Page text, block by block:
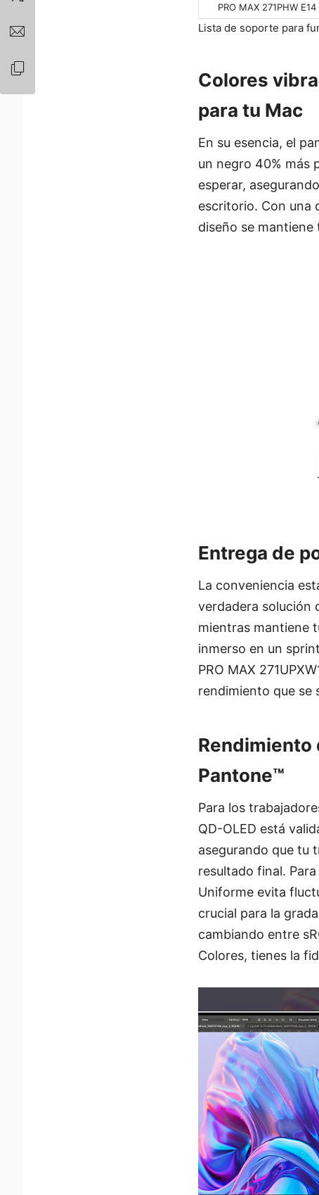
PRO MAX 271PHW E14
Lista de soporte para
Colores
para tu Mac
En su esencia, el
un negro 40% más
esperar,
escritorio. Con una
diseño se
Entrega de
La conveniencia
verdadera solución
mientras mantiene
inmerso en un
PRO MAX
rendimiento que se
Rendimiento
Pantone™
Para los
QD-OLED está
asegurando que tu
resultado final.
Uniforme evita
crucial para la
cambiando entre
Colores, tienes la